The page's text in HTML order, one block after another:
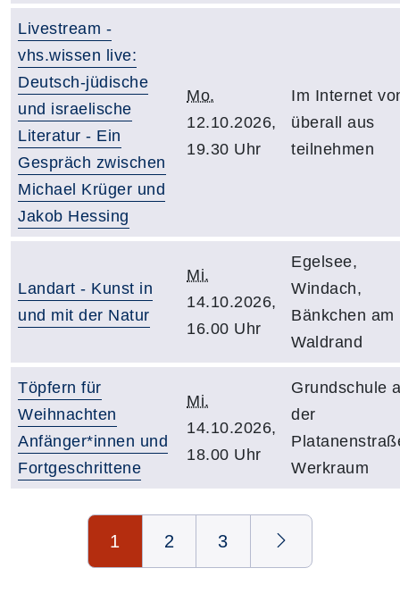
Livestream -
vhs.wissen live:
Deutsch-jüdische
und israelische
Literatur - Ein
Gespräch zwischen
Michael Krüger und
Jakob Hessing
Mo.
12.10.2026,
19.30 Uhr
Im Internet
überall aus
teilnehmen
Landart - Kunst in
und mit der Natur
Mi.
14.10.2026,
16.00 Uhr
Egelsee,
Windach,
Bänkchen am
Waldrand
Töpfern für
Weihnachten
Anfänger*innen und
Fortgeschrittene
Mi.
14.10.2026,
18.00 Uhr
Grundschule
der
Werkraum
Seite 1 von 3
1 2 3